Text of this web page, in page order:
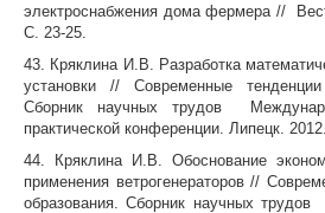
электроснабжения дома фермера //
С. 23-25.
43. Кряклина И.В. Разработка
установки // Современные
Сборник научных трудов
практической конференции. Липецк.
44. Кряклина И.В. Обоснование
применения ветрогенераторов //
образования. Сборник научных